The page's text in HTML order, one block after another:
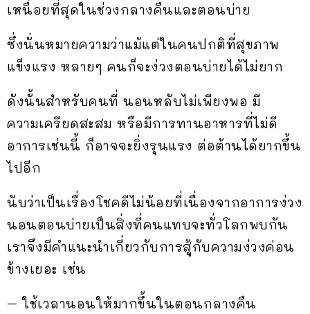
เหนื่อยที่สุดในช่วงกลางคืนและตอนบ่าย
ซึ่งนั่นหมายความว่าแม้แต่ในคนปกติที่สุขภาพ
แข็งแรง หลายๆ คนก็จะง่วงตอนบ่ายได้ไม่ยาก
ดังนั้นสำหรับคนที่ นอนหลับไม่เพียงพอ มี
ความเครียดสะสม หรือมีการทานอาหารที่ไม่ดี
อาการเช่นนี้ ก็อาจจะยิ่งรุนแรง ต่อต้านได้ยากขึ้น
ไปอีก
นับว่าเป็นเรื่องโชคดีไม่น้อยที่เนื่องจากอาการง่วง
นอนตอนบ่ายเป็นสิ่งที่คนแทบจะทั่วโลกพบกัน
เราจึงมีคำแนะนำเกี่ยวกับการสู้กับความง่วงค่อน
ข้างเยอะ เช่น
– ใช้เวลานอนให้มากขึ้นในตอนกลางคืน